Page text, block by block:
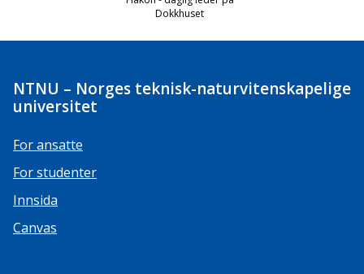
NTNU – Norges teknisk-naturvitenskapelige
universitet
For ansatte
For studenter
Innsida
Canvas